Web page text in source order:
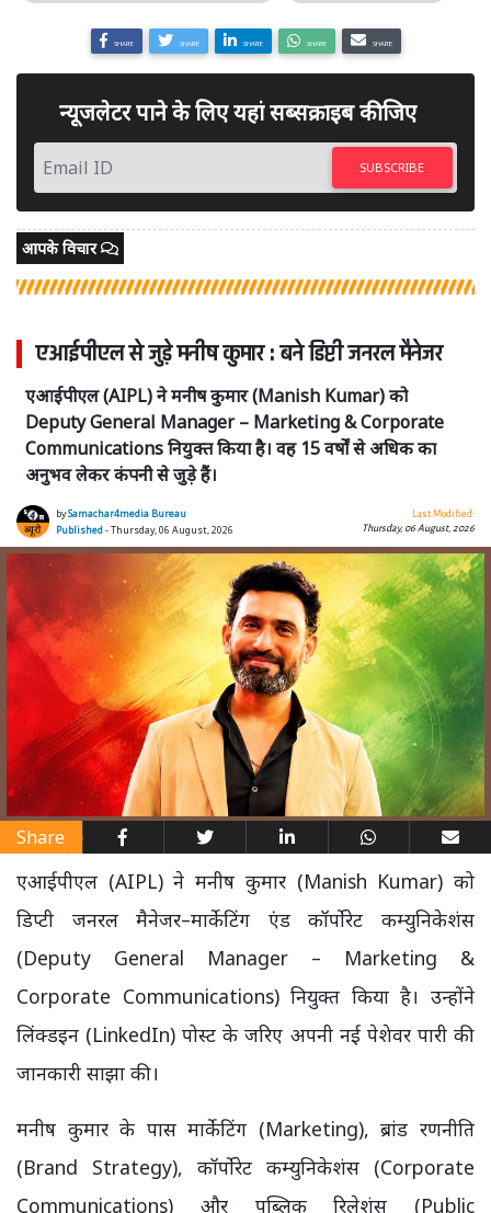
SHARE SHARE SHARE SHARE SHARE
न्यूजलेटर पाने के लिए यहां सब्सक्राइब कीजिए
SUBSCRIBE
आपके विचार
एआईपीएल से जुड़े मनीष कुमार : बने डिप्टी जनरल मैनेजर
एआईपीएल (AIPL) ने मनीष कुमार (Manish Kumar) को
Deputy General Manager – Marketing & Corporate
Communications नियुक्त किया है। वह 15 वर्षों से अधिक का
अनुभव लेकर कंपनी से जुड़े हैं।
bySamachar4media Bureau
Published- Thursday, 06 August, 2026
Last Modified:
Thursday, 06 August, 2026
Share
एआईपीएल (AIPL) ने मनीष कुमार (Manish Kumar) को
डिप्टी जनरल मैनेजर–मार्केटिंग एंड कॉर्पोरेट कम्युनिकेशंस
(Deputy General Manager – Marketing &
Corporate Communications) नियुक्त किया है। उन्होंने
लिंक्डइन (LinkedIn) पोस्ट के जरिए अपनी नई पेशेवर पारी की
जानकारी साझा की।
मनीष कुमार के पास मार्केटिंग (Marketing), ब्रांड रणनीति
(Brand Strategy), कॉर्पोरेट कम्युनिकेशंस (Corporate
Communications) और पब्लिक रिलेशंस (Public